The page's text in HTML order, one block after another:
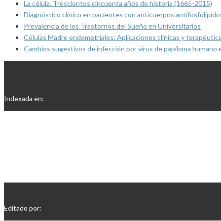
La célula. Trescientos cincuenta años de historia (1665-2015)
Diagnóstico clínico en pacientes con anticuerpos
Prevalencia de los Trastornos del Sueño en Universitarios
Células Madre endometriales: Aplicaciones clínicas y
Cambios sugestivos de infección por virus de papiloma
Indexada en:
Editado por: